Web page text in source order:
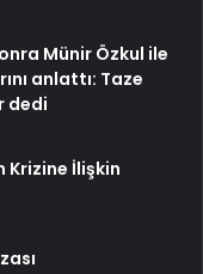
Münir Özkul ile
anlattı: Taze
dedi
Krizine İlişkin